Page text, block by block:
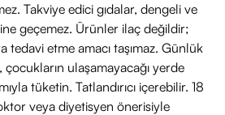
Takviye edici gıdalar, dengeli ve
geçemez. Ürünler ilaç değildir;
tedavi etme amacı taşımaz. Günlük
ulaşamayacağı yerde
tüketin. Tatlandırıcı içerebilir. 18
veya diyetisyen önerisiyle